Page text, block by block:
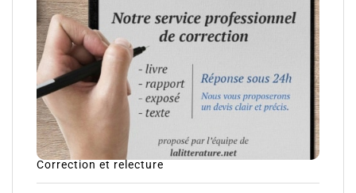
Correction et relecture